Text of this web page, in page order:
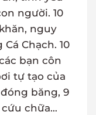
người. 10
nguy
Chạch. 10
bạn côn
tự tạo của
băng, 9
chữa…